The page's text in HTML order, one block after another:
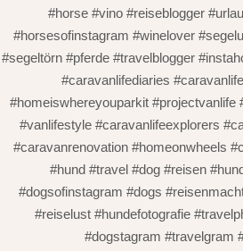
#horse #vino #reiseblogger
#horsesofinstagram #winelover
#segeltörn #pferde #travelblogger
#caravanlifediaries
#homeiswhereyouparkit #projectvanlife
#vanlifestyle #caravanlifeexplorers
#caravanrenovation #homeonwheels
#hund #travel #dog #reisen
#dogsofinstagram #dogs
#reiselust #hundefotografie
#dogstagram #travelgram